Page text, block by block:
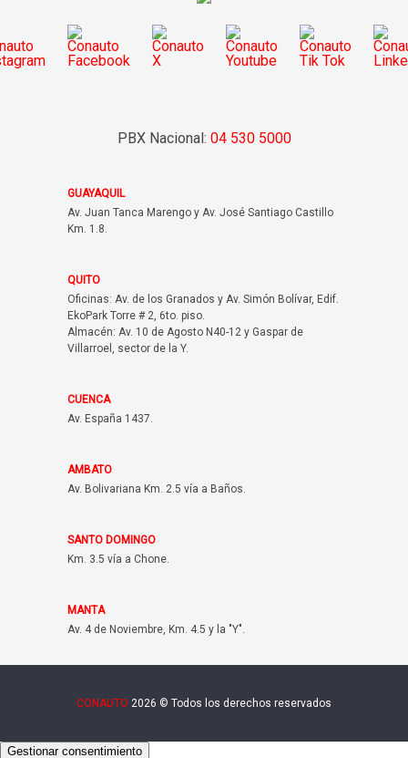
PBX Nacional: 04 530 5000
GUAYAQUIL
Av. Juan Tanca Marengo y Av. José Santiago Castillo
Km. 1.8.
QUITO
Oficinas: Av. de los Granados y Av. Simón Bolívar, Edif.
EkoPark Torre # 2, 6to. piso.
Almacén: Av. 10 de Agosto N40-12 y Gaspar de
Villarroel, sector de la Y.
CUENCA
Av. España 1437.
AMBATO
Av. Bolivariana Km. 2.5 vía a Baños.
SANTO DOMINGO
Km. 3.5 vía a Chone.
MANTA
Av. 4 de Noviembre, Km. 4.5 y la "Y".
CONAUTO 2026 © Todos los derechos reservados
Gestionar consentimiento